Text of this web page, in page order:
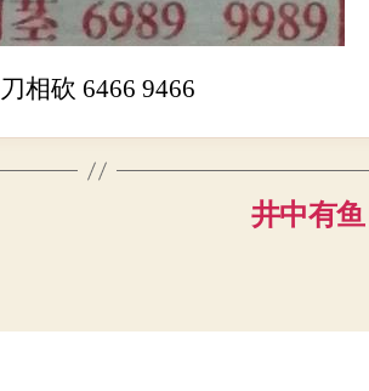
刀相砍 6466 9466
井中有